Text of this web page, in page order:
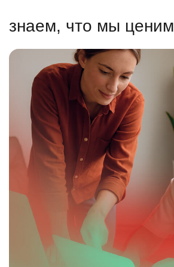
знаем, что мы ценим